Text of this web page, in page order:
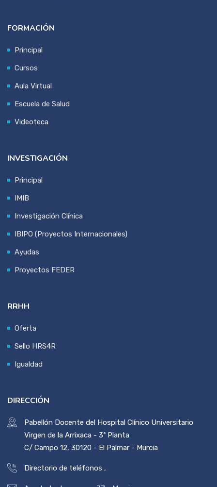
FORMACIÓN
Principal
Cursos
Aula Virtual
Escuela de Salud
Videoteca
INVESTIGACIÓN
Principal
IMIB
Investigación Clínica
IBIPO (Proyectos Internacionales)
Ayudas
Proyectos FEDER
RRHH
Oferta
Sello HRS4R
Igualdad
DIRECCIÓN
Pabellón Docente del Hospital Clínico Universitario
Virgen de la Arrixaca - 3ª Planta
C/ Campo 12, 30120 - El Palmar - Murcia
Directorio de teléfonos ,